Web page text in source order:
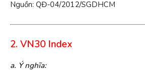
Nguồn: QĐ-04/2012/SGDHCM
2. VN30 Index
a. Ý nghĩa: